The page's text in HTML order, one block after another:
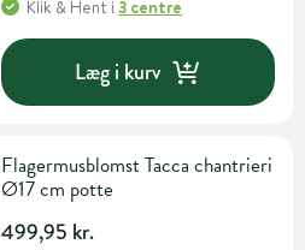
Klik & Hent i3 centre
Læg i kurv
Flagermusblomst Tacca chantrieri
Ø17 cm potte
499,95 kr.